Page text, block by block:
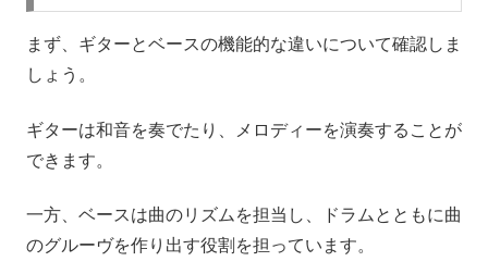
まず、ギターとベースの機能的な違いについて確認しま
しょう。
ギターは和音を奏でたり、メロディーを演奏することが
できます。
一方、ベースは曲のリズムを担当し、ドラムとともに曲
のグルーヴを作り出す役割を担っています。